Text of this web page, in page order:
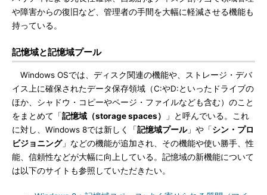
や障害からの復旧など、管理者の手間を大幅に軽減させる機能も
持っている。
記憶域と記憶域プール
Windows OSでは、ディスク関連の機能や、ストレージ・デバ
イス上に確保されたデータ保存領域（C:やD:といったドライブの
ほか、シャドウ・コピーやページ・ファイルなども含む）のこと
をまとめて「記憶域（storage spaces）
」と呼んでいる。これ
に対し、Windows 8では新しく「記憶域プール」や「シン・プロ
ビジョニング」などの機能が追加され、その機能や使い勝手、性
能、信頼性などが大幅に向上している。記憶域の新機能について
は以下のサイトも参照していただきたい。